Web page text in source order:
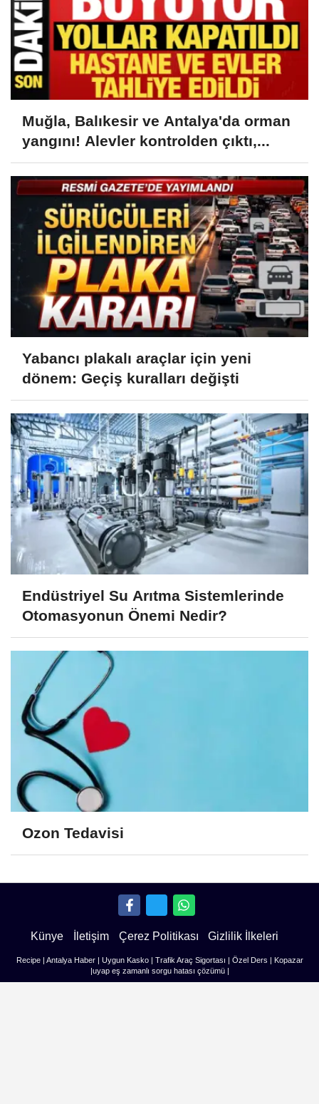
Muğla, Balıkesir ve Antalya'da orman
yangını! Alevler kontrolden çıktı,...
Yabancı plakalı araçlar için yeni
dönem: Geçiş kuralları değişti
Endüstriyel Su Arıtma Sistemlerinde
Otomasyonun Önemi Nedir?
Ozon Tedavisi
Künye İletişim Çerez Politikası Gizlilik İlkeleri
Recipe| Antalya Haber| Uygun Kasko| Trafik Araç Sigortası | Özel Ders | Kopazar
|uyap eş zamanlı sorgu hatası çözümü|